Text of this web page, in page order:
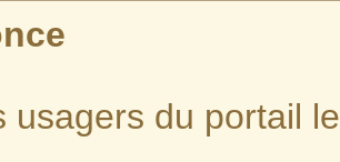
usagers du portail